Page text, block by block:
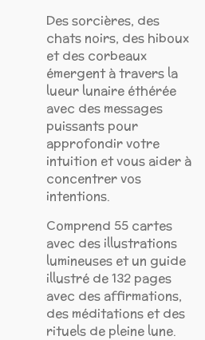
Des sorcières, des
chats noirs, des hiboux
et des corbeaux
émergent à travers la
lueur lunaire éthérée
avec des messages
puissants pour
approfondir votre
intuition et vous aider à
concentrer vos
intentions.
Comprend 55 cartes
avec des illustrations
lumineuses et un guide
illustré de 132 pages
avec des affirmations,
des méditations et des
rituels de pleine lune.